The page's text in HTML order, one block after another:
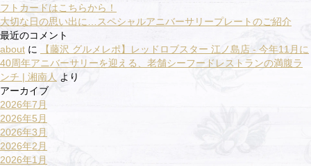
フトカードはこちらから！
大切な日の思い出に…スペシャルアニバーサリープレートのご紹介
最近のコメント
about に
【藤沢 グルメレポ】レッドロブスター 江ノ島店 - 今年11月に
40周年アニバーサリーを迎える、老舗シーフードレストランの満腹ラ
ンチ | 湘南人 より
アーカイブ
2026年7月
2026年5月
2026年3月
2026年2月
2026年1月